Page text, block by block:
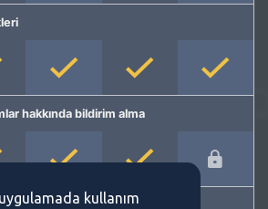
hakkında bildirim alma
kullanım